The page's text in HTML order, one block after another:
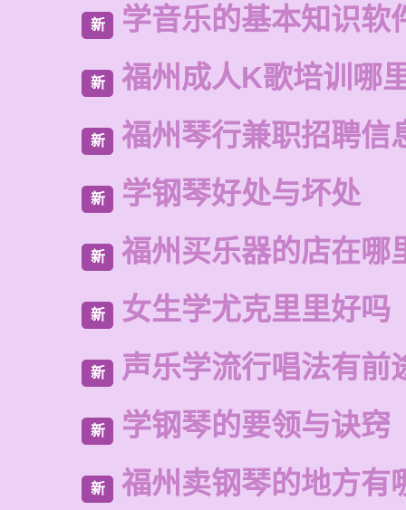
新 学音乐的基本知识软
新 福州成人K歌培训哪
新 福州琴行兼职招聘信
新 学钢琴好处与坏处
新 福州买乐器的店在哪
新 女生学尤克里里好吗
新 声乐学流行唱法有前
新 学钢琴的要领与诀窍
新 福州卖钢琴的地方有